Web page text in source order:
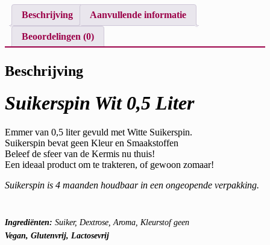
Beschrijving Aanvullende informatie
Beoordelingen (0)
Beschrijving
Suikerspin Wit 0,5 Liter
Emmer van 0,5 liter gevuld met Witte Suikerspin.
Suikerspin bevat geen Kleur en Smaakstoffen
Beleef de sfeer van de Kermis nu thuis!
Een ideaal product om te trakteren, of gewoon zomaar!
Suikerspin is 4 maanden houdbaar in een ongeopende verpakking.
Ingrediënten: Suiker, Dextrose, Aroma, Kleurstof geen
Vegan, Glutenvrij, Lactosevrij